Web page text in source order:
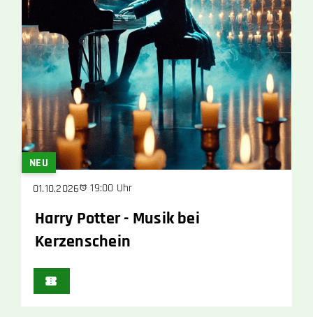
01.10.2026 19:00 Uhr
NEU
Harry Potter - Musik bei
Kerzenschein